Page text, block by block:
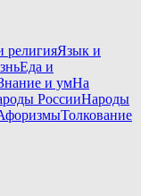
религияЯзык и
Еда и
и умНа
РоссииНароды
Толкование